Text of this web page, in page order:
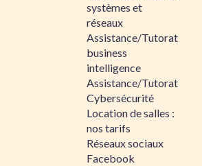
systèmes et
réseaux
Assistance/Tutorat
business
intelligence
Assistance/Tutorat
Cybersécurité
Location de salles :
nos tarifs
Réseaux sociaux
Facebook